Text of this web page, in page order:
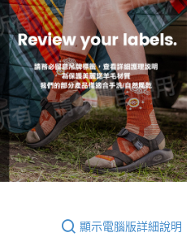
顯示電腦版詳細說明